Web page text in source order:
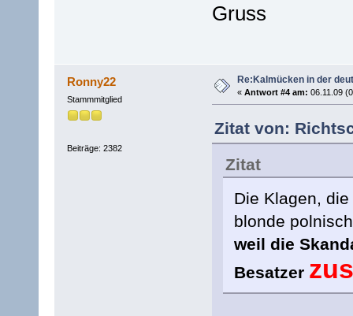
Gruss
Ronny22
Stammmitglied
Beiträge: 2382
Re:Kalmücken in der
« Antwort #4 am: 06.11.09
Zitat von:
Zitat
Die Klagen,
blonde
weil die
Besatzer